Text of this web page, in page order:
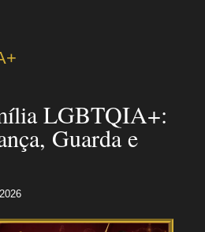
LGBTQIA+:
Guarda e